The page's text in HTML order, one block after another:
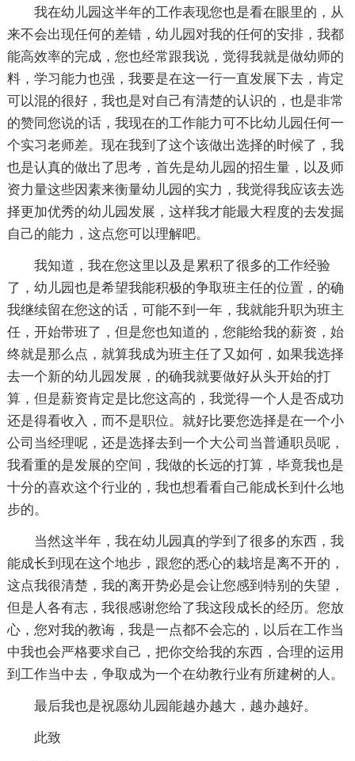
我在幼儿园这半年的工作表现您也是看在眼里的，从
来不会出现任何的差错，幼儿园对我的任何的安排，我都
能高效率的完成，您也经常跟我说，觉得我就是做幼师的
料，学习能力也强，我要是在这一行一直发展下去，肯定
可以混的很好，我也是对自己有清楚的认识的，也是非常
的赞同您说的话，我现在的工作能力可不比幼儿园任何一
个实习老师差。现在我到了这个该做出选择的时候了，我
也是认真的做出了思考，首先是幼儿园的招生量，以及师
资力量这些因素来衡量幼儿园的实力，我觉得我应该去选
择更加优秀的幼儿园发展，这样我才能最大程度的去发掘
自己的能力，这点您可以理解吧。
我知道，我在您这里以及是累积了很多的工作经验
了，幼儿园也是希望我能积极的争取班主任的位置，的确
我继续留在您这的话，可能不到一年，我就能升职为班主
任，开始带班了，但是您也知道的，您能给我的薪资，始
终就是那么点，就算我成为班主任了又如何，如果我选择
去一个新的幼儿园发展，的确我就要做好从头开始的打
算，但是薪资肯定是比您这高的，我觉得一个人是否成功
还是得看收入，而不是职位。就好比要您选择是在一个小
公司当经理呢，还是选择去到一个大公司当普通职员呢，
我看重的是发展的空间，我做的长远的打算，毕竟我也是
十分的喜欢这个行业的，我也想看看自己能成长到什么地
步的。
当然这半年，我在幼儿园真的学到了很多的东西，我
能成长到现在这个地步，跟您的悉心的栽培是离不开的，
这点我很清楚，我的离开势必是会让您感到特别的失望，
但是人各有志，我很感谢您给了我这段成长的经历。您放
心，您对我的教诲，我是一点都不会忘的，以后在工作当
中我也会严格要求自己，把你交给我的东西，合理的运用
到工作当中去，争取成为一个在幼教行业有所建树的人。
最后我也是祝愿幼儿园能越办越大，越办越好。
此致